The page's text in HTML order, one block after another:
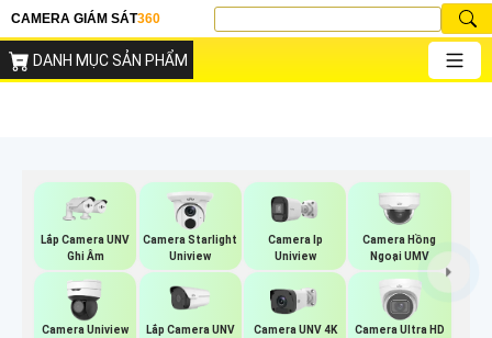
CAMERA GIÁM SÁT360
DANH MỤC SẢN PHẨM
Lắp Camera UNV
Ghi Âm
Camera Starlight
Uniview
Camera Ip
Uniview
Camera Hồng
Ngoại UMV
Camera Uniview
Lắp Camera UNV
Camera UNV 4K
Camera Ultra HD